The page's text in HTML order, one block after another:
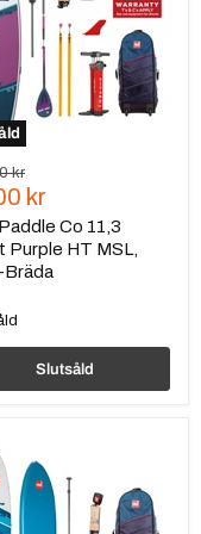
kr
kr
Co 11,3
Purple HT MSL,
Bräda
Slutsåld